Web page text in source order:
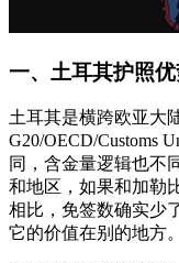
一、土耳其护照
土耳其是横跨欧亚大
G20/OECD/Customs
同，含金量逻辑也不
和地区，如果和加勒
相比，免签数确实
它的价值在别的地方。